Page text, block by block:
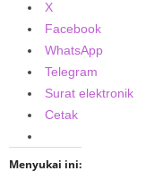
X
Facebook
WhatsApp
Telegram
Surat elektronik
Cetak
Menyukai ini: